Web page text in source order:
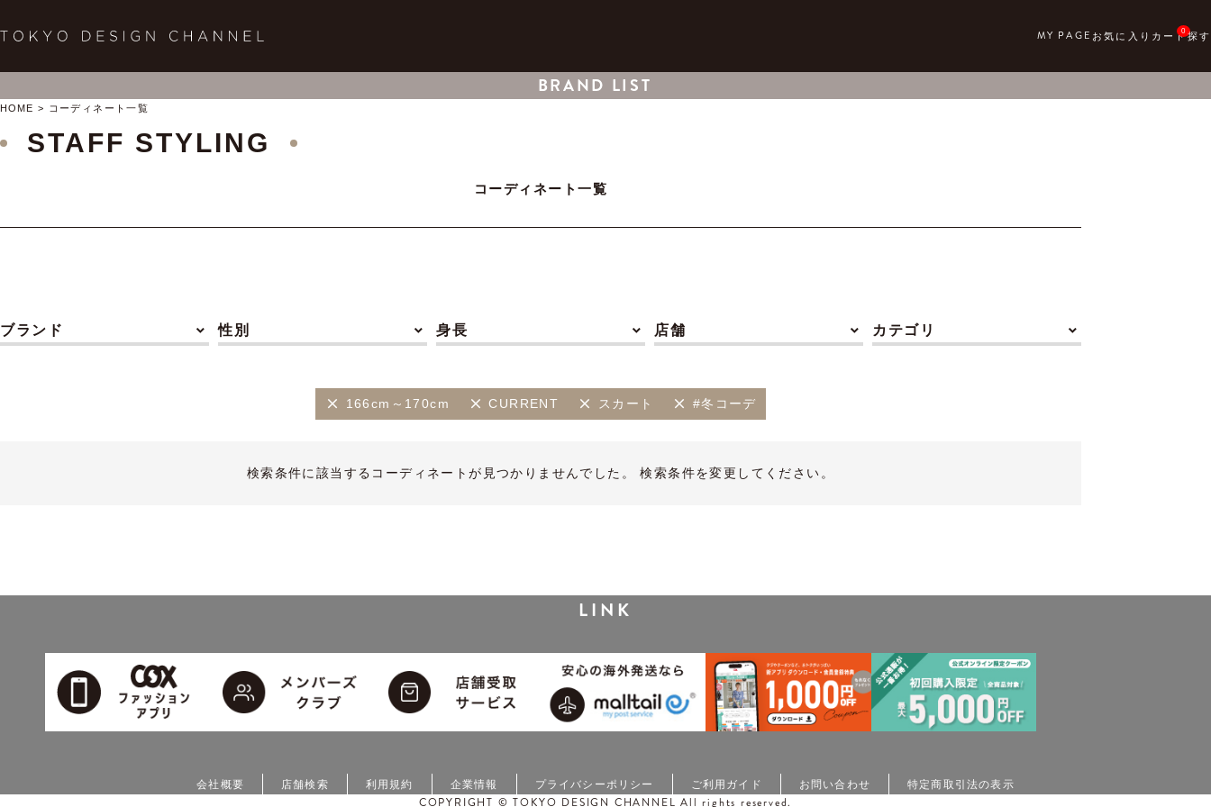
0
BRAND LIST
HOME コーディネート一覧
STAFF STYLING
コーディネート一覧
ブランド 性別 身長 店舗 カテゴリ
166cm～170cm CURRENT スカート #冬コーデ
検索条件に該当するコーディネートが見つかりませんでした。 検索条件を変更してください。
LINK
会社概要 店舗検索 利用規約 企業情報 プライバシーポリシー ご利用ガイド お問い合わせ 特定商取引法の表示
COPYRIGHT © TOKYO DESIGN CHANNEL All rights reserved.